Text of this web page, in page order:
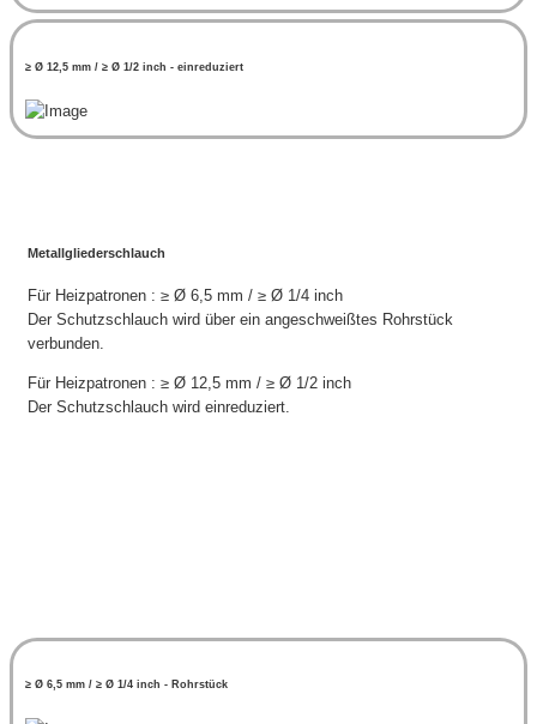
≥ Ø 12,5 mm / ≥ Ø 1/2 inch - einreduziert
Metallgliederschlauch
Für Heizpatronen : ≥ Ø 6,5 mm / ≥ Ø 1/4 inch
Der Schutzschlauch wird über ein angeschweißtes Rohrstück
verbunden.
Für Heizpatronen : ≥ Ø 12,5 mm / ≥ Ø 1/2 inch
Der Schutzschlauch wird einreduziert.
≥ Ø 6,5 mm / ≥ Ø 1/4 inch - Rohrstück